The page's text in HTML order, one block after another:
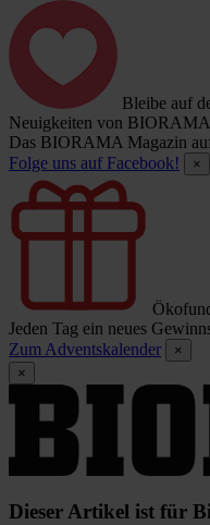
Bleibe auf
Neuigkeiten von
Das BIORAMA Magazin
Folge uns auf Facebook!
×
Jeden Tag ein neues
Zum Adventskalender
×
×
Dieser Artikel ist für